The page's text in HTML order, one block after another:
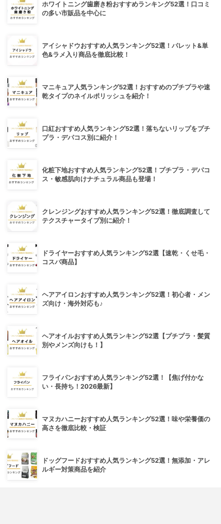
ホワイトニング歯磨き粉おすすめランキング52選！口コミ
の多い市販品を中心に
アイシャドウおすすめ人気ランキング52選！パレット&単
色&ラメ入り商品を徹底比較！
マニキュア人気ランキング52選！おすすめのプチプラや速
乾タイプのネイルポリッシュを紹介！
口紅おすすめ人気ランキング52選！落ちないリップをプチ
プラ・デパコス別に紹介！
化粧下地おすすめ人気ランキング52選！プチプラ・デパコ
ス・敏感肌向けナチュラル商品も登場！
クレンジングおすすめ人気ランキング52選！徹底調査して
テクスチャータイプ別に紹介！
ドライヤーおすすめ人気ランキング52選【速乾・くせ毛・
コスパ商品】
ヘアアイロンおすすめ人気ランキング52選！初心者・メン
ズ向け・海外対応も♪
ヘアオイルおすすめ人気ランキング52選【プチプラ・髪質
別やメンズ向けも！】
フライパンおすすめ人気ランキング52選！【焦げ付かな
い・長持ち！2026最新】
マヌカハニーおすすめ人気ランキング52選！味や栄養価の
高さを徹底比較・検証
ドッグフードおすすめ人気ランキング52選！無添加・アレ
ルギー対策商品を紹介